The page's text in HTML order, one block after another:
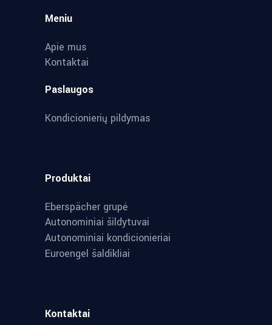
Meniu
Apie mus
Kontaktai
Paslaugos
Kondicionierių pildymas
Produktai
Eberspächer grupė
Autonominiai šildytuvai
Autonominiai kondicionieriai
Euroengel šaldikliai
Kontaktai